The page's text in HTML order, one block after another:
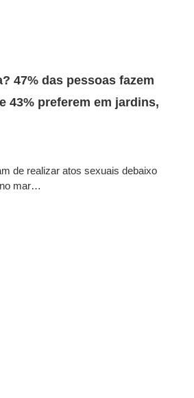
47% das pessoas fazem
43% preferem em jardins,
de realizar atos sexuais debaixo
mar…